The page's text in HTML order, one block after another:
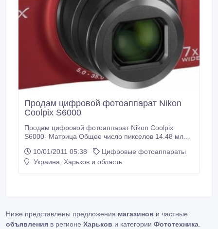
Продам цифровой фотоаппарат Nikon
Coolpix S6000
Продам цифровой фотоаппарат Nikon Coolpix
S6000- Матрица Общее число пикселов 14.48 млн
размер 1/2.3" Максимальное разрешение 4320 x
3240 Тип матрицы СCD Чувствительность 100 -
пикселов, 2.
10/01/2011 05:38
Цифровые фотоаппараты
Украина, Харьков и область
Ниже представлены предложения магазинов и частные
объявления в регионе Харьков и категории Фототехника.